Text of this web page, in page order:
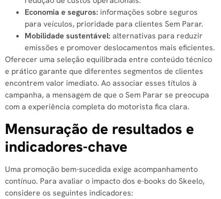
Economia e seguros: informações sobre seguros
para veículos, prioridade para clientes Sem Parar.
Mobilidade sustentável: alternativas para reduzir
emissões e promover deslocamentos mais eficientes.
Oferecer uma seleção equilibrada entre conteúdo técnico
e prático garante que diferentes segmentos de clientes
encontrem valor imediato. Ao associar esses títulos à
campanha, a mensagem de que o Sem Parar se preocupa
com a experiência completa do motorista fica clara.
Mensuração de resultados e
indicadores-chave
Uma promoção bem-sucedida exige acompanhamento
contínuo. Para avaliar o impacto dos e-books do Skeelo,
considere os seguintes indicadores: